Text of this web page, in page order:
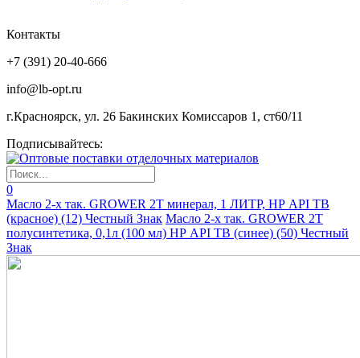
Контакты
+7 (391) 20-40-666
info@lb-opt.ru
г.Красноярск, ул. 26 Бакинских Комиссаров 1, ст60/11
Подписывайтесь:
0
Масло 2-х так. GROWER 2T минерал, 1 ЛИТР, НР API TB
(красное) (12) Честный Знак Масло 2-х так. GROWER 2T
полусинтетика, 0,1л (100 мл) НР API TB (синее) (50) Честный
Знак